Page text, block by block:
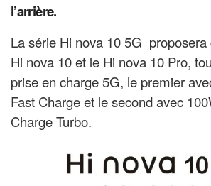
l’arrière.
La série Hi nova 10 5G
Hi nova 10 et le Hi nova 10 Pro,
prise en charge 5G, le premier
Fast Charge et le second avec
Charge Turbo.